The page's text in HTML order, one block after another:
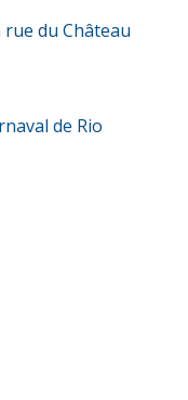
du Château
de Rio